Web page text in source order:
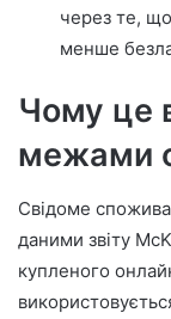
через те,
менше
Чому це
межами
Свідоме
даними звіту
купленого